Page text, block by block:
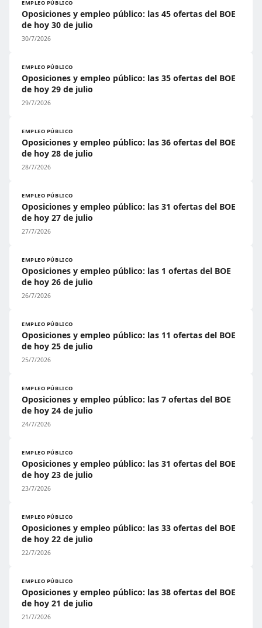
EMPLEO PÚBLICO
Oposiciones y empleo público: las 45 ofertas del BOE
de hoy 30 de julio
30/7/2026
EMPLEO PÚBLICO
Oposiciones y empleo público: las 35 ofertas del BOE
de hoy 29 de julio
29/7/2026
EMPLEO PÚBLICO
Oposiciones y empleo público: las 36 ofertas del BOE
de hoy 28 de julio
28/7/2026
EMPLEO PÚBLICO
Oposiciones y empleo público: las 31 ofertas del BOE
de hoy 27 de julio
27/7/2026
EMPLEO PÚBLICO
Oposiciones y empleo público: las 1 ofertas del BOE
de hoy 26 de julio
26/7/2026
EMPLEO PÚBLICO
Oposiciones y empleo público: las 11 ofertas del BOE
de hoy 25 de julio
25/7/2026
EMPLEO PÚBLICO
Oposiciones y empleo público: las 7 ofertas del BOE
de hoy 24 de julio
24/7/2026
EMPLEO PÚBLICO
Oposiciones y empleo público: las 31 ofertas del BOE
de hoy 23 de julio
23/7/2026
EMPLEO PÚBLICO
Oposiciones y empleo público: las 33 ofertas del BOE
de hoy 22 de julio
22/7/2026
EMPLEO PÚBLICO
Oposiciones y empleo público: las 38 ofertas del BOE
de hoy 21 de julio
21/7/2026